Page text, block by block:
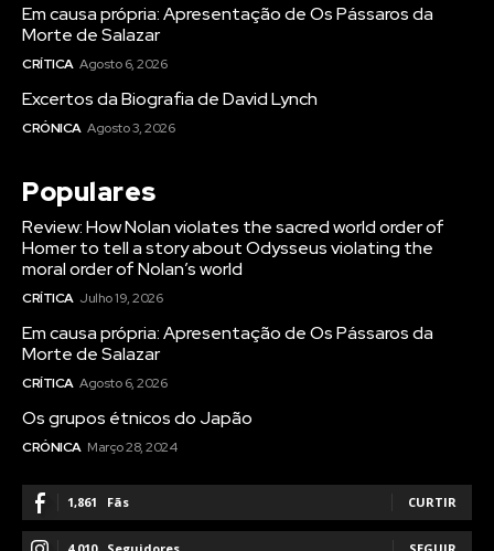
Em causa própria: Apresentação de Os Pássaros da
Morte de Salazar
CRÍTICA Agosto 6, 2026
Excertos da Biografia de David Lynch
CRÓNICA Agosto 3, 2026
Populares
Review: How Nolan violates the sacred world order of
Homer to tell a story about Odysseus violating the
moral order of Nolan’s world
CRÍTICA Julho 19, 2026
Em causa própria: Apresentação de Os Pássaros da
Morte de Salazar
CRÍTICA Agosto 6, 2026
Os grupos étnicos do Japão
CRÓNICA Março 28, 2024
1,861 Fãs CURTIR